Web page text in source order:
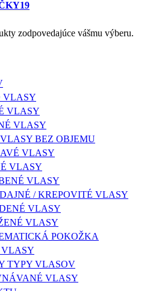
19
zodpovedajúce vášmu výberu.
VLASY
VLASY
VLASY
BEZ OBJEMU
VLASY
VLASY
VLASY
/ KREPOVITÉ VLASY
VLASY
VLASY
POKOŽKA
VLASY
TYPY VLASOV
VLASY